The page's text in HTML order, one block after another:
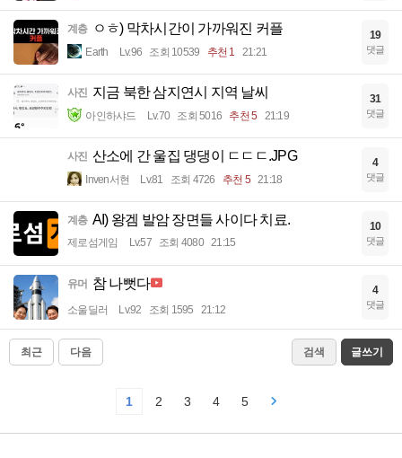
계층 ㅇㅎ) 막차시간이 가까워진 커플
Earth Lv.96 조회 10539 추천 1 21:21
19
댓글
사진 지금 북한 삼지연시 지역 날씨
아인하샤드 Lv.70 조회 5016 추천 5 21:19
31
댓글
사진 산소에 간 울집 댕댕이 ㄷㄷㄷ.JPG
Inven서현 Lv.81 조회 4726 추천 5 21:18
4
댓글
계층 AI) 왕겜 발암 장면들 사이다 치료.
제로섬게임 Lv.57 조회 4080 21:15
10
댓글
유머 참 나뻣다
소울딜러 Lv.92 조회 1595 21:12
4
댓글
최근 다음 검색 글쓰기
1 2 3 4 5